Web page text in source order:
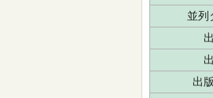
並列
出